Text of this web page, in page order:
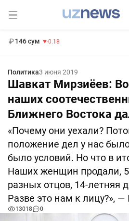
146 сум -0.18
Политика3 июня 2019
Шавкат Мирзиёев:
наших
Ближнего Востока
«Почему они уехали?
положение дел у нас
было условий. Но что в
Наших женщин продали, 5
разных отцов, 14-летняя
Разве это нам к лицу?»,
13018 0